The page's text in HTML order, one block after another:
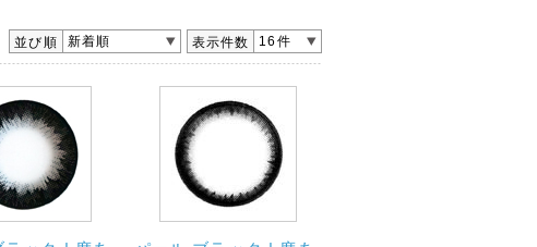
並び順 新着順 表示件数 16件